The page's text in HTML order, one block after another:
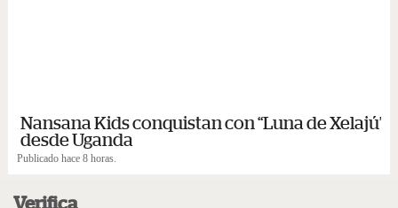
Nansana Kids conquistan con “Luna de Xelajú”
desde Uganda
Publicado hace 8 horas.
Verifica